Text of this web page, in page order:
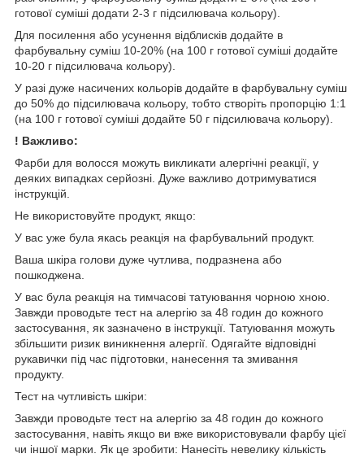
готової суміші додати 2-3 г підсилювача кольору).
Для посилення або усунення відблисків додайте в
фарбувальну суміш 10-20% (на 100 г готової суміші додайте
10-20 г підсилювача кольору).
У разі дуже насичених кольорів додайте в фарбувальну суміш
до 50% до підсилювача кольору, тобто створіть пропорцію 1:1
(на 100 г готової суміші додайте 50 г підсилювача кольору).
! Важливо:
Фарби для волосся можуть викликати алергічні реакції, у
деяких випадках серйозні. Дуже важливо дотримуватися
інструкцій.
Не використовуйте продукт, якщо:
У вас уже була якась реакція на фарбувальний продукт.
Ваша шкіра голови дуже чутлива, подразнена або
пошкоджена.
У вас була реакція на тимчасові татуювання чорною хною.
Завжди проводьте тест на алергію за 48 годин до кожного
застосування, як зазначено в інструкції. Татуювання можуть
збільшити ризик виникнення алергії. Одягайте відповідні
рукавички під час підготовки, нанесення та змивання
продукту.
Тест на чутливість шкіри:
Завжди проводьте тест на алергію за 48 годин до кожного
застосування, навіть якщо ви вже використовували фарбу цієї
чи іншої марки. Як це зробити: Нанесіть невелику кількість